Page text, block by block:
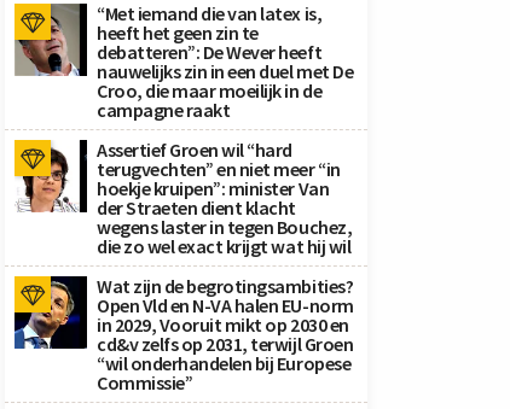
“Met iemand die van latex is,
heeft het geen zin te
debatteren”: De Wever heeft
nauwelijks zin in een duel met De
Croo, die maar moeilijk in de
campagne raakt
Assertief Groen wil “hard
terugvechten” en niet meer “in
hoekje kruipen”: minister Van
der Straeten dient klacht
wegens laster in tegen Bouchez,
die zo wel exact krijgt wat hij wil
Wat zijn de begrotingsambities?
Open Vld en N-VA halen EU-norm
in 2029, Vooruit mikt op 2030 en
cd&v zelfs op 2031, terwijl Groen
“wil onderhandelen bij Europese
Commissie”